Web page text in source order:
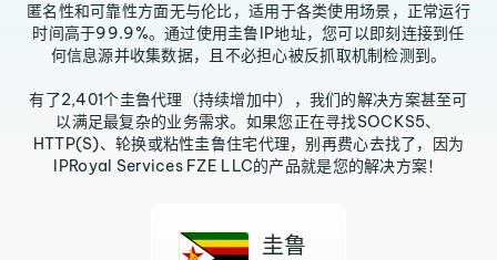
匿名性和可靠性方面无与伦比，适用于各类使用场景，正常运行
时间高于99.9%。通过使用圭鲁IP地址，您可以即刻连接到任
何信息源并收集数据，且不必担心被反抓取机制检测到。
有了2,401个圭鲁代理（持续增加中），我们的解决方案甚至可
以满足最复杂的业务需求。如果您正在寻找SOCKS5、
HTTP(S)、轮换或粘性圭鲁住宅代理，别再费心去找了，因为
IPRoyal Services FZE LLC的产品就是您的解决方案！
圭鲁